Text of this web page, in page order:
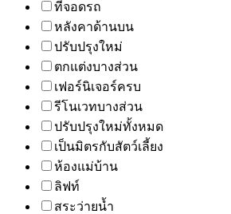
ที่จอดรถ
หลังคาด้านบน
ปรับปรุงใหม่
ตกแต่งบางส่วน
เฟอร์นิเจอร์ครบ
รีโนเวทบางส่วน
ปรับปรุงใหม่ทั้งหมด
เป็นมิตรกับสัตว์เลี้ยง
ห้องแม่บ้าน
ลิฟท์
สระว่ายน้ำ